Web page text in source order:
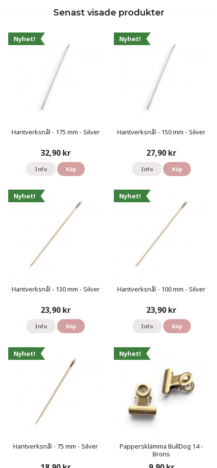
Senast visade produkter
Nyhet!
Hantverksnål - 175 mm - Silver
32,90 kr
Info Köp
Nyhet!
Hantverksnål - 150 mm - Silver
27,90 kr
Info Köp
Nyhet!
Hantverksnål - 130 mm - Silver
23,90 kr
Info Köp
Nyhet!
Hantverksnål - 100 mm - Silver
23,90 kr
Info Köp
Nyhet!
Hantverksnål - 75 mm - Silver
Nyhet!
Pappersklämma BullDog 14 -
Brons